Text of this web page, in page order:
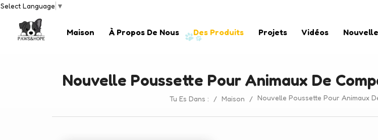
Select Language ▼
Maison À Propos De Nous Des Produits Projets Vidéos
Nouvelle Poussette Pour Animaux De
Tu Es Dans : / Maison / Nouvelle Poussette Pour Animaux